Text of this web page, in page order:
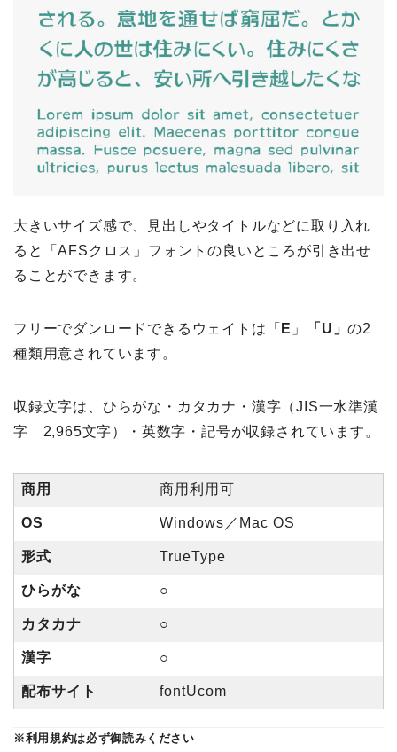
大きいサイズ感で、見出しやタイトルなどに取り入れ
ると「AFSクロス」フォントの良いところが引き出せ
ることができます。
フリーでダンロードできるウェイトは「 E 」 「U」の2
種類用意されています。
収録文字は、ひらがな・カタカナ・漢字（JIS一水準漢
字 2,965文字）・英数字・記号が収録されています。
商用 商用利用可
OS Windows／Mac OS
形式 TrueType
ひらがな ○
カタカナ ○
漢字 ○
配布サイト fontUcom
※利用規約は必ず御読みください